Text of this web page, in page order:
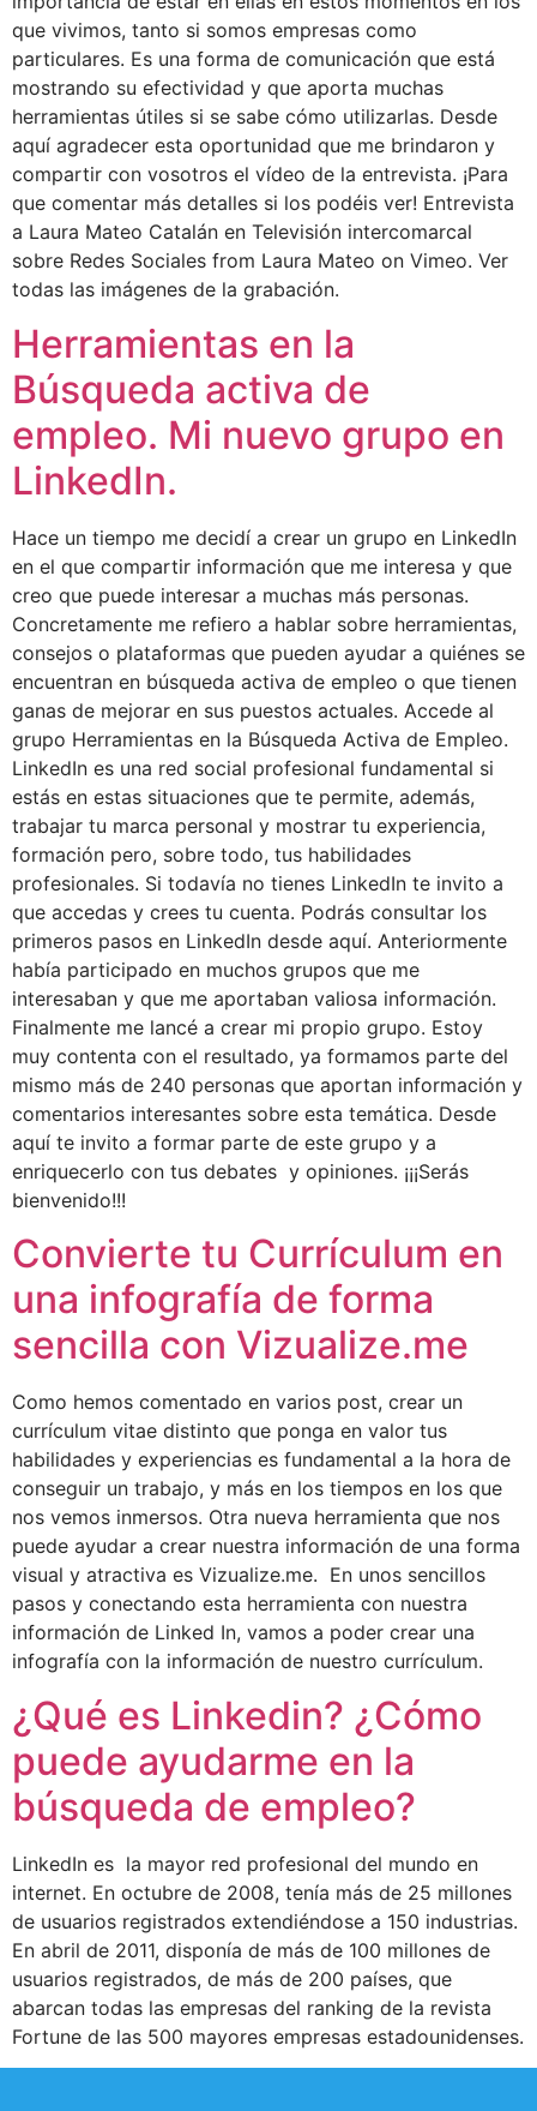
que vivimos, tanto si somos empresas como
particulares. Es una forma de comunicación que está
mostrando su efectividad y que aporta muchas
herramientas útiles si se sabe cómo utilizarlas. Desde
aquí agradecer esta oportunidad que me brindaron y
compartir con vosotros el vídeo de la entrevista. ¡Para
que comentar más detalles si los podéis ver! Entrevista
a Laura Mateo Catalán en Televisión intercomarcal
sobre Redes Sociales from Laura Mateo on Vimeo. Ver
todas las imágenes de la grabación.
Herramientas en la
Búsqueda activa de
empleo. Mi nuevo grupo en
LinkedIn.
Hace un tiempo me decidí a crear un grupo en LinkedIn
en el que compartir información que me interesa y que
creo que puede interesar a muchas más personas.
Concretamente me refiero a hablar sobre herramientas,
consejos o plataformas que pueden ayudar a quiénes se
encuentran en búsqueda activa de empleo o que tienen
ganas de mejorar en sus puestos actuales. Accede al
grupo Herramientas en la Búsqueda Activa de Empleo.
LinkedIn es una red social profesional fundamental si
estás en estas situaciones que te permite, además,
trabajar tu marca personal y mostrar tu experiencia,
formación pero, sobre todo, tus habilidades
profesionales. Si todavía no tienes LinkedIn te invito a
que accedas y crees tu cuenta. Podrás consultar los
primeros pasos en LinkedIn desde aquí. Anteriormente
había participado en muchos grupos que me
interesaban y que me aportaban valiosa información.
Finalmente me lancé a crear mi propio grupo. Estoy
muy contenta con el resultado, ya formamos parte del
mismo más de 240 personas que aportan información y
comentarios interesantes sobre esta temática. Desde
aquí te invito a formar parte de este grupo y a
enriquecerlo con tus debates y opiniones. ¡¡¡Serás
bienvenido!!!
Convierte tu Currículum en
una infografía de forma
sencilla con Vizualize.me
Como hemos comentado en varios post, crear un
currículum vitae distinto que ponga en valor tus
habilidades y experiencias es fundamental a la hora de
conseguir un trabajo, y más en los tiempos en los que
nos vemos inmersos. Otra nueva herramienta que nos
puede ayudar a crear nuestra información de una forma
visual y atractiva es Vizualize.me. En unos sencillos
pasos y conectando esta herramienta con nuestra
información de Linked In, vamos a poder crear una
infografía con la información de nuestro currículum.
¿Qué es Linkedin? ¿Cómo
puede ayudarme en la
búsqueda de empleo?
LinkedIn es la mayor red profesional del mundo en
internet. En octubre de 2008, tenía más de 25 millones
de usuarios registrados extendiéndose a 150 industrias.
En abril de 2011, disponía de más de 100 millones de
usuarios registrados, de más de 200 países, que
abarcan todas las empresas del ranking de la revista
Fortune de las 500 mayores empresas estadounidenses.